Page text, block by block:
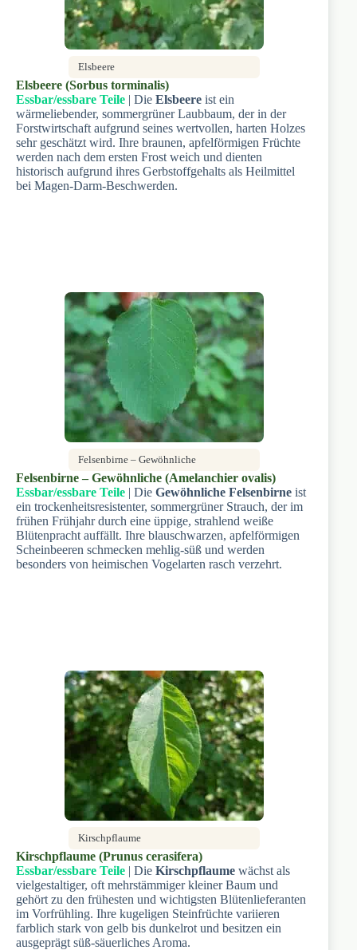
Elsbeere
Elsbeere (Sorbus torminalis)
Essbar/essbare Teile | Die Elsbeere ist ein
wärmeliebender, sommergrüner Laubbaum, der in der
Forstwirtschaft aufgrund seines wertvollen, harten Holzes
sehr geschätzt wird. Ihre braunen, apfelförmigen Früchte
werden nach dem ersten Frost weich und dienten
historisch aufgrund ihres Gerbstoffgehalts als Heilmittel
bei Magen-Darm-Beschwerden.
Felsenbirne – Gewöhnliche
Felsenbirne – Gewöhnliche (Amelanchier ovalis)
Essbar/essbare Teile | Die Gewöhnliche Felsenbirne ist
ein trockenheitsresistenter, sommergrüner Strauch, der im
frühen Frühjahr durch eine üppige, strahlend weiße
Blütenpracht auffällt. Ihre blauschwarzen, apfelförmigen
Scheinbeeren schmecken mehlig-süß und werden
besonders von heimischen Vogelarten rasch verzehrt.
Kirschpflaume
Kirschpflaume (Prunus cerasifera)
Essbar/essbare Teile | Die Kirschpflaume wächst als
vielgestaltiger, oft mehrstämmiger kleiner Baum und
gehört zu den frühesten und wichtigsten Blütenlieferanten
im Vorfrühling. Ihre kugeligen Steinfrüchte variieren
farblich stark von gelb bis dunkelrot und besitzen ein
ausgeprägt süß-säuerliches Aroma.